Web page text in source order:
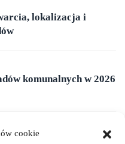
cookie
lokalizacja i
komunalnych w 2026